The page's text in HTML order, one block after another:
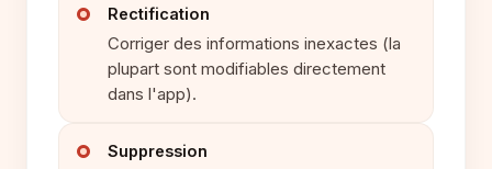
Rectification
Corriger des informations inexactes (la
plupart sont modifiables directement
dans l'app).
Suppression